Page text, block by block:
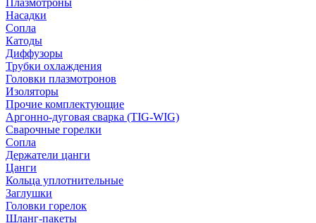
Плазмотроны
Насадки
Сопла
Катоды
Диффузоры
Трубки охлаждения
Головки плазмотронов
Изоляторы
Прочие комплектующие
Аргонно-дуговая сварка (TIG-WIG)
Сварочные горелки
Сопла
Держатели цанги
Цанги
Кольца уплотнительные
Заглушки
Головки горелок
Шланг-пакеты